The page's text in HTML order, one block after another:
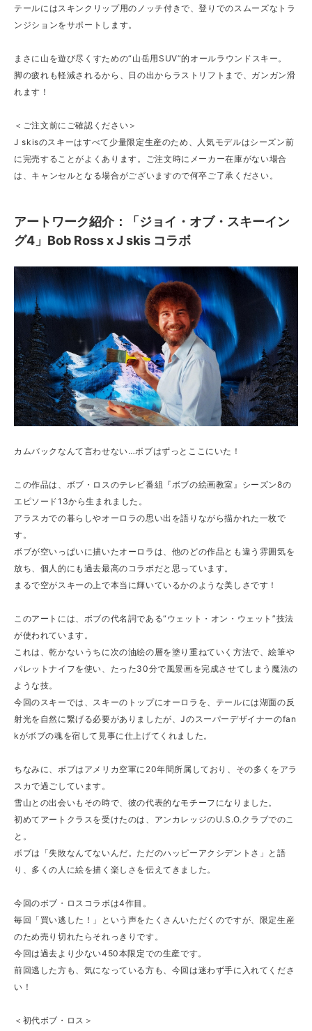
テールにはスキンクリップ用のノッチ付きで、登りでのスムーズなトラ
ンジションをサポートします。
まさに山を遊び尽くすための“山岳用SUV”的オールラウンドスキー。
脚の疲れも軽減されるから、日の出からラストリフトまで、ガンガン滑
れます！
＜ご注文前にご確認ください＞
J skisのスキーはすべて少量限定生産のため、人気モデルはシーズン前
に完売することがよくあります。ご注文時にメーカー在庫がない場合
は、キャンセルとなる場合がございますので何卒ご了承ください。
アートワーク紹介：「ジョイ・オブ・スキーイン
グ4」Bob Ross x J skis コラボ
カムバックなんて言わせない…ボブはずっとここにいた！
この作品は、ボブ・ロスのテレビ番組『ボブの絵画教室』シーズン8の
エピソード13から生まれました。
アラスカでの暮らしやオーロラの思い出を語りながら描かれた一枚で
す。
ボブが空いっぱいに描いたオーロラは、他のどの作品とも違う雰囲気を
放ち、個人的にも過去最高のコラボだと思っています。
まるで空がスキーの上で本当に輝いているかのような美しさです！
このアートには、ボブの代名詞である“ウェット・オン・ウェット”技法
が使われています。
これは、乾かないうちに次の油絵の層を塗り重ねていく方法で、絵筆や
パレットナイフを使い、たった30分で風景画を完成させてしまう魔法の
ような技。
今回のスキーでは、スキーのトップにオーロラを、テールには湖面の反
射光を自然に繋げる必要がありましたが、Jのスーパーデザイナーのfan
kがボブの魂を宿して見事に仕上げてくれました。
ちなみに、ボブはアメリカ空軍に20年間所属しており、その多くをアラ
スカで過ごしています。
雪山との出会いもその時で、彼の代表的なモチーフになりました。
初めてアートクラスを受けたのは、アンカレッジのU.S.O.クラブでのこ
と。
ボブは「失敗なんてないんだ。ただのハッピーアクシデントさ」と語
り、多くの人に絵を描く楽しさを伝えてきました。
今回のボブ・ロスコラボは4作目。
毎回「買い逃した！」という声をたくさんいただくのですが、限定生産
のため売り切れたらそれっきりです。
今回は過去より少ない450本限定での生産です。
前回逃した方も、気になっている方も、今回は迷わず手に入れてくださ
い！
＜初代ボブ・ロス＞